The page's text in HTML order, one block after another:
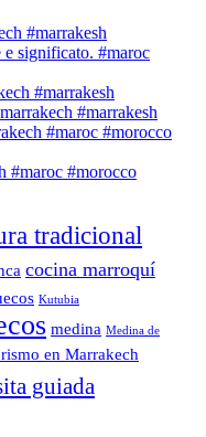
tradicional
cocina marroquí
Kutubia
medina Medina de
en Marrakech
guiada